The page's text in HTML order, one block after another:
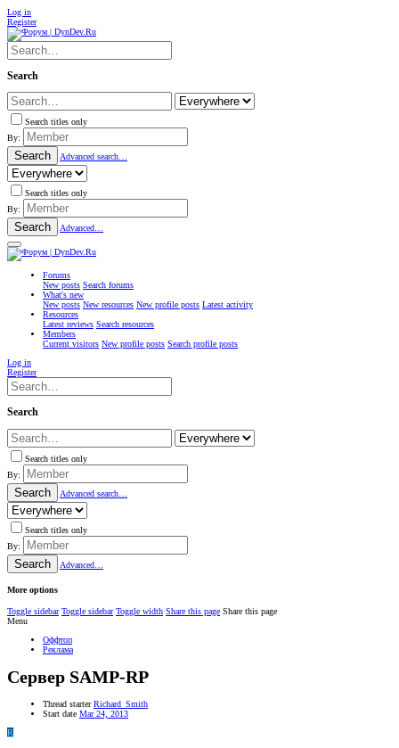
Log in
Register
Search
Search titles only
By:
Search Advanced search…
Search titles only
By:
Search Advanced…
Forums
New posts Search forums
What's new
New posts New resources New profile posts Latest activity
Resources
Latest reviews Search resources
Members
Current visitors New profile posts Search profile posts
Log in
Register
Search
Search titles only
By:
Search Advanced search…
Search titles only
By:
Search Advanced…
More options
Toggle sidebar Toggle sidebar Toggle width Share this page Share this page
Menu
Оффтоп
Реклама
Сервер SAMP-RP
Thread starter Richard_Smith
Start date Mar 24, 2013
R